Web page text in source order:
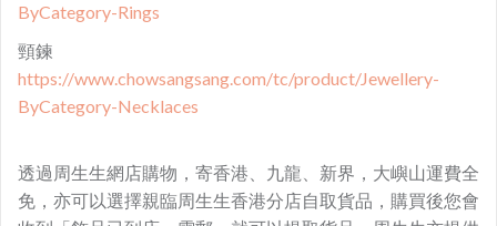
ByCategory-Rings
頸鍊
https://www.chowsangsang.com/tc/product/Jewellery-
ByCategory-Necklaces
透過周生生網店購物，寄香港、九龍、新界，大嶼山運費全
免，亦可以選擇親臨周生生香港分店自取貨品，購買後您會